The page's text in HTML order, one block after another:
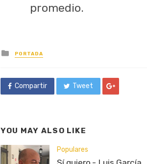
promedio.
Posted
in
PORTADA
Compartir Tweet
YOU MAY ALSO LIKE
Populares